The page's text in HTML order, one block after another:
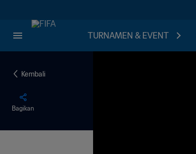
TURNAMEN & EVENT
Kembali
Bagikan